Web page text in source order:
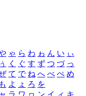
ゃ ら わ ゎ ん い ぃ
ぅ く ぐ す ず つ づ っ
て で ね へ べ ぺ め
も よ ょ ろ を